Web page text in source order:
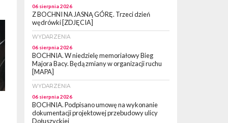
06 sierpnia 2026
Z BOCHNI NA JASNĄ GÓRĘ. Trzeci dzień
wędrówki [ZDJĘCIA]
WYDARZENIA
06 sierpnia 2026
BOCHNIA. W niedzielę memoriałowy Bieg
Majora Bacy. Będą zmiany w organizacji ruchu
[MAPA]
WYDARZENIA
06 sierpnia 2026
BOCHNIA. Podpisano umowę na wykonanie
dokumentacji projektowej przebudowy ulicy
Dołuszyckiej